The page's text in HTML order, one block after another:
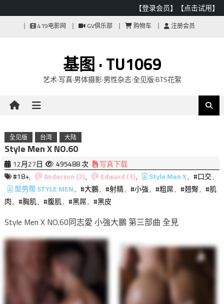
【登录会员】 【点击试用】
419电影网 GV俱乐部 购物车 注册会员
基图 · TU1069
艺术·写真·男体摄影·男性杂志·全见版·BTS花絮
全见版 台湾 大陆
Style Men X NO.60
12月27日 495488 次
写真下载
#18+, Anderson (2), Edward (3), Style Men X, #口交,
型男帮 STYLE MEN, #大鵬, #射精, #小強, #粗屌, #翘臀, #肌
肉, #胸肌, #腹肌, #黑屌, #黑皮
Style Men X NO.60同志愛 小強大鵬 第三部曲 全見